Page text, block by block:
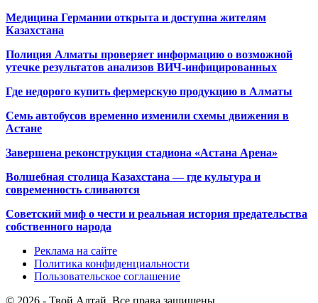
Медицина Германии открыта и доступна жителям
Казахстана
Полиция Алматы проверяет информацию о возможной
утечке результатов анализов ВИЧ-инфицированных
Где недорого купить фермерскую продукцию в Алматы
Семь автобусов временно изменили схемы движения в
Астане
Завершена реконструкция стадиона «Астана Арена»
Волшебная столица Казахстана — где культура и
современность сливаются
Советский миф о чести и реальная история предательства
собственного народа
Реклама на сайте
Политика конфиденциальности
Пользовательское соглашение
© 2026 - Твой Алтай. Все права защищены.